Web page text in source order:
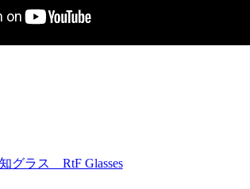
グラス RtF Glasses